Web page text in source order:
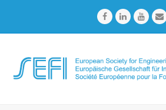
FacebookLinkedIn